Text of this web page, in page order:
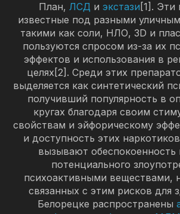
План, ЛСД и экстази [1]. Эти
известные под разными
такими как соли, НЛО, 3D и
пользуются спросом из-за их
эффектов и использования в
целях[2]. Среди этих
выделяется как синтетический
получивший популярность в
кругах благодаря своим
свойствам и эйфорическому
и доступность этих
вызывают обеспокоенность
потенциального
психоактивными веществами,
связанных с этим рисков для
Белорецке распространены